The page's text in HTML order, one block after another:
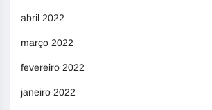
abril 2022
março 2022
fevereiro 2022
janeiro 2022